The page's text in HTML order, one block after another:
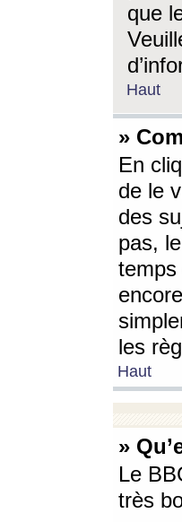
que
Haut
»
En
de le
des
pas,
temps
les
Haut
»
Le
très